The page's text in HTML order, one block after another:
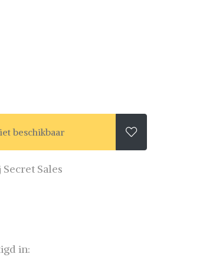
beschikbaar 
Sales
in: